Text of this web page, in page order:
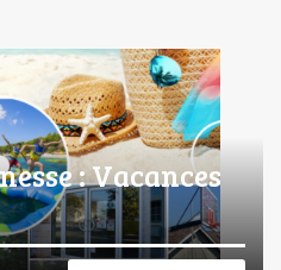
: Vacances